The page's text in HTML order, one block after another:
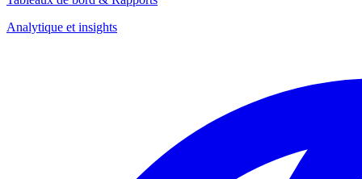
Analytique et insights